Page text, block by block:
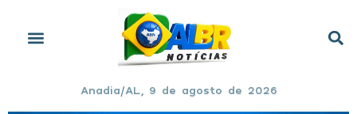
Anadia/AL, 9 de agosto de 2026